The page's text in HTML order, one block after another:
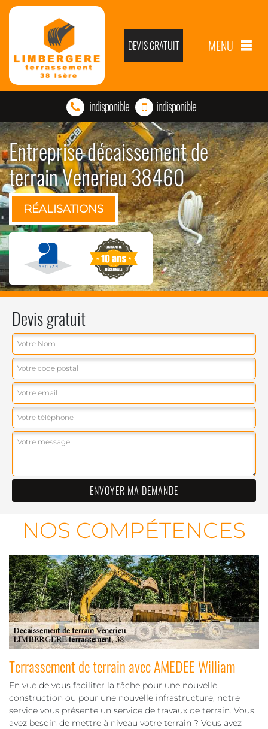
DEVIS GRATUIT MENU
indisponible indisponible
Entreprise décaissement de
terrain Venerieu 38460
RÉALISATIONS
Devis gratuit
NOS COMPÉTENCES
Terrassement de terrain avec AMEDEE William
En vue de vous faciliter la tâche pour une nouvelle
construction ou pour une nouvelle infrastructure, notre
service vous présente un service de travaux de terrain. Vous
avez besoin de mettre à niveau votre terrain ? Vous avez